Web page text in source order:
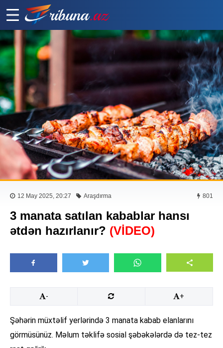
12 May 2025, 20:27 Araşdırma 801
3 manata satılan kabablar hansı
ətdən hazırlanır? (VİDEO)
- +
Şəhərin müxtəlif yerlərində 3 manata kabab elanlarını
görmüsünüz. Məlum təklifə sosial şəbəkələrdə də tez-tez